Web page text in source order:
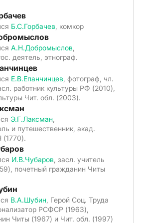
Б.С.Горбачев , комкор
А.Н.Добромыслов
деятель, этнограф.
Е.В.Епанчинцев , фотограф, чл.
работник культуры РФ (2010),
Чит. обл. (2003).
Э.Г.Лаксман
и путешественник, акад.
(1770).
И.В.Чубаров , засл. учитель
почетный гражданин Читы
В.А.Шубин , Герой Соц. Труда
РСФСР (1963),
Читы (1967) и Чит. обл. (1997)